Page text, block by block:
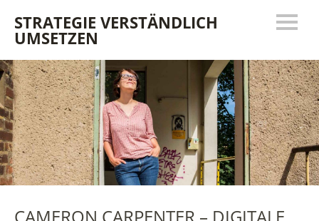
STRATEGIE VERSTÄNDLICH
UMSETZEN
CAMERON CARPENTER – DIGITALE